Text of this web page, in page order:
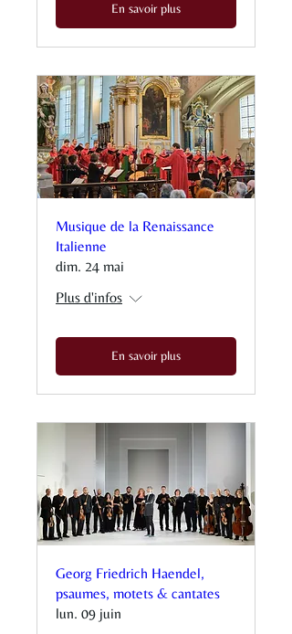
En savoir plus
Musique de la Renaissance
Italienne
dim. 24 mai
Plus d'infos
En savoir plus
Georg Friedrich Haendel,
psaumes, motets & cantates
lun. 09 juin